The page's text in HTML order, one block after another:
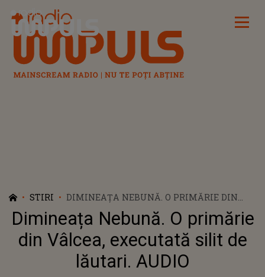
Radio Impuls
STIRI
DIMINEAȚA NEBUNĂ. O PRIMĂRIE DIN
VÂLCEA, EXECUTATĂ SILIT DE LĂUTARI.
AUDIO
Dimineața Nebună. O primărie
din Vâlcea, executată silit de
lăutari. AUDIO